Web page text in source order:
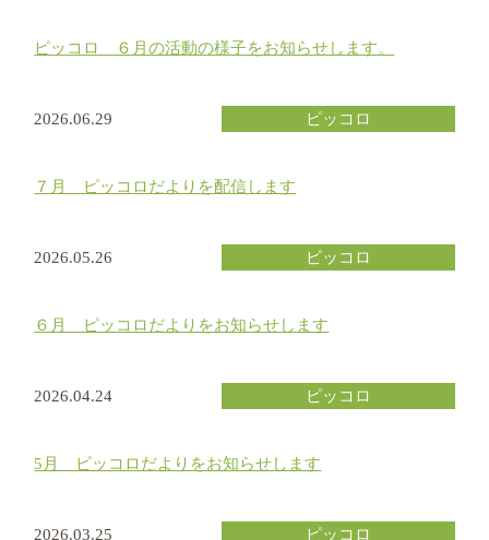
ピッコロ ６月の活動の様子をお知らせします。
2026.06.29 ピッコロ
７月 ピッコロだよりを配信します
2026.05.26 ピッコロ
６月 ピッコロだよりをお知らせします
2026.04.24 ピッコロ
5月 ピッコロだよりをお知らせします
2026.03.25 ピッコロ